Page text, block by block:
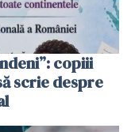
copiii
scrie despre